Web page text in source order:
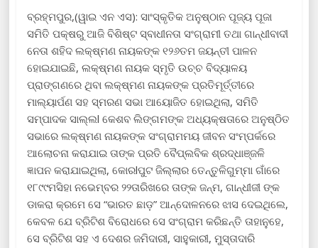
ବ୍ରହ୍ମପୁର,(ୱାଇ ଏନ ଏସ): ସାଂସ୍କୃତିକ ଅନୁଷ୍ଠାନ ପୂଜ୍ୟ ପୂଜା
ସମିତି ପକ୍ଷରୁ ଆଜି ବିଶିଷ୍ଟ ସ୍ବାଧୀନତା ସଂଗ୍ରାମୀ ତଥା ଗାନ୍ଧୀବାଦୀ
ନେତା ଶହିଦ ଲକ୍ଷ୍ମଣ ନାୟକଙ୍କ ୧୨୬ତମ ଜୟନ୍ତୀ ପାଳନ
ହୋଇଯାଇଛି, ଲକ୍ଷ୍ମଣ ନାୟକ ସ୍ମୃତି ଉଚ୍ଚ ବିଦ୍ୟାଳୟ
ପ୍ରାଙ୍ଗଣରେ ଥିବା ଲକ୍ଷ୍ମଣ ନାୟକଙ୍କ ପ୍ରତିମୂର୍ତ୍ତୀରେ
ମାଲ୍ୟାର୍ପଣ ସହ ସ୍ମରଣ ସଭା ଆୟୋଜିତ ହୋଇଥିଲା, ସମିତି
ସମ୍ପାଦକ ସାଲ୍ଲl କେଶବ ଲିଙ୍ଗମଙ୍କ ଅଧ୍ୟକ୍ଷତାରେ ଅନୁଷ୍ଠିତ
ସଭାରେ ଲକ୍ଷ୍ମଣ ନାୟକଙ୍କ ସଂଗ୍ରାମମୟ ଜୀବନ ସଂମ୍ପର୍କରେ
ଆଲୋଚନା କରାଯାଇ ତାଙ୍କ ପ୍ରତି ବୈପ୍ଲବିକ ଶ୍ରଦ୍ଧାଞ୍ଜଳି
ଜ୍ଞାପନ କରାଯାଇଥିଲା, କୋରlପୁଟ ଜିଲ୍ଲାର ତେନ୍ତୁଳିଗୁମ୍ମା ଗାଁରେ
୧୮୯୯ମସିହା ନଭେମ୍ବର ୨୨ତାରିଖରେ ତାଙ୍କ ଜନ୍ମ, ଗାନ୍ଧୀଜୀ ଙ୍କ
ଡାକରା କ୍ରମେ ସେ “ଭାରତ ଛାଡ଼” ଆନ୍ଦୋଳନରେ ଝାସ ଦେଇଥିଲେ,
କେବଳ ଯେ ବ୍ରିଟିଶ ବିରୋଧରେ ସେ ସଂଗ୍ରାମ କରିଛନ୍ତି ତାହାନୁହେ,
ସେ ବ୍ରିଟିଶ ସହ ଏ ଦେଶର ଜମିଦାରୀ, ସାହୁକାରୀ, ମୁସ୍ତାଦାରି